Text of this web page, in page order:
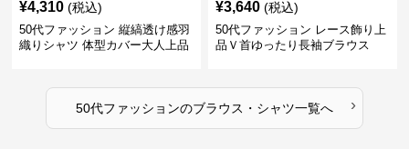
¥4,310 (税込)
50代ファッション 縦縞透け感羽
織りシャツ 体型カバー大人上品
¥3,640 (税込)
50代ファッション レース飾り上
品Ｖ首ゆったり長袖ブラウス
50代ファッションのブラウス・シャツ一覧へ ›